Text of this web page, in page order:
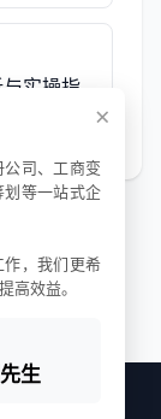
实操指
×
司、工商变
等一站式企
，我们更希
高效益。
生